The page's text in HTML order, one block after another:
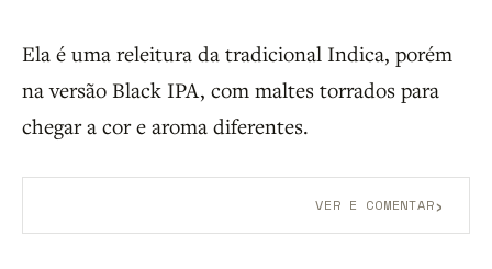
Ela é uma releitura da tradicional Indica, porém
na versão Black IPA, com maltes torrados para
chegar a cor e aroma diferentes.
VER E COMENTAR›